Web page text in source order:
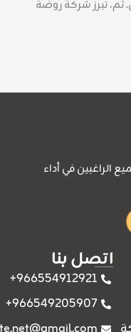
ثم، تبرز شركة روضة
الراغبين في أداء
اتصل بنا
966554912921+
966549205907+